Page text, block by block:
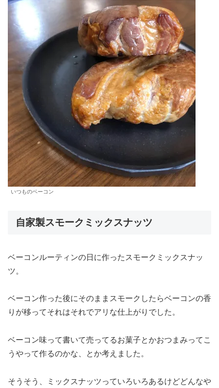
いつものベーコン
自家製スモークミックスナッツ
ベーコンルーティンの日に作ったスモークミックスナッ
ツ。
ベーコン作った後にそのままスモークしたらベーコンの香
りが移ってそれはそれでアリな仕上がりでした。
ベーコン味って書いて売ってるお菓子とかおつまみってこ
うやって作るのかな、とか考えました。
そうそう、ミックスナッツっていろいろあるけどどんなや